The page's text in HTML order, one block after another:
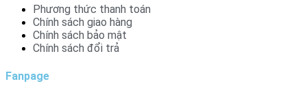
Phương thức thanh toán
Chính sách giao hàng
Chính sách bảo mật
Chính sách đổi trả
Fanpage